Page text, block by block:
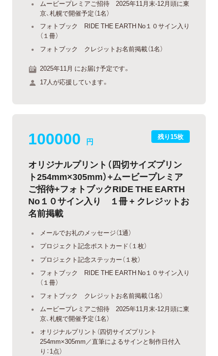
ムービープレミアご招待 2025年11月末-12月頭に東
京、札幌で開催予定（1名）
フォトブック RIDE THE EARTH No１０サイン入り
（１冊）
フォトブック クレジットお名前掲載（1名）
2025年11月 にお届け予定です。
17人が応援しています。
残り15枚
100000 円
オリジナルプリント（四切サイズプリン
ト254mm×305mm）+ムービープレミア
ご招待+フォトブックRIDE THE EARTH
No１０サイン入り １冊 + クレジットお
名前掲載
メールでお礼のメッセージ（1通）
プロジェクト記念ポストカード（１枚）
プロジェクト記念ステッカー（１枚）
フォトブック RIDE THE EARTH No１０サイン入り
（１冊）
フォトブック クレジットお名前掲載（1名）
ムービープレミアご招待 2025年11月末-12月頭に東
京、札幌で開催予定（1名）
オリジナルプリント（四切サイズプリント
254mm×305mm／直筆によるサインと制作日付入
り：1点）